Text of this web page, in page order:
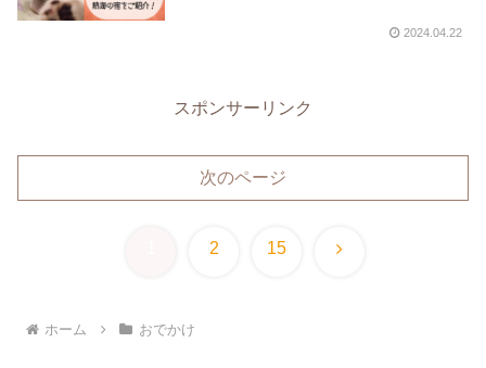
2024.04.22
スポンサーリンク
次のページ
2 15 次
ホーム おでかけ